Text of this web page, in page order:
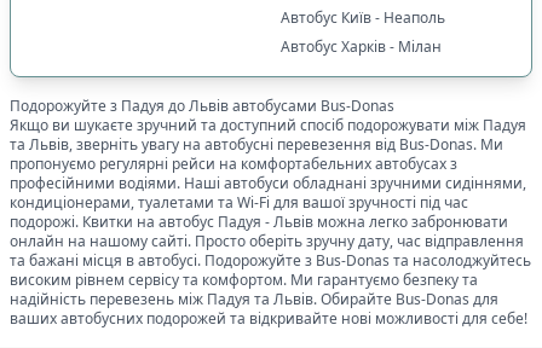
Комфортабельний автобус
🚐VIP мікроавтобус 0
👑Додатковий простір для ніг
☕ Комфорт у дорозі:
🛌Пледи 0
🚽Туалет
🍵Кава / чай / гаряча вода 1
🥤Безкоштовні напої 0
🔒Індивідуальні ремені безпеки 1
Автобус Київ - Неаполь
Автобус Харків - Мілан
Подорожуйте з Падуя доЛьвівавтобусами Bus-Donas
Якщо ви шукаєте зручний та доступний спосіб подорожувати між Падуя
та Львів, зверніть увагу на автобусні перевезення від Bus-Donas. Ми
пропонуємо регулярні рейси на комфортабельних автобусах з
професійними водіями. Наші автобуси обладнані зручними сидіннями,
кондиціонерами, туалетами та Wi-Fi для вашої зручності під час
подорожі. Квитки на автобус Падуя -Львів можна легко забронювати
онлайн на нашому сайті. Просто оберіть зручну дату, час відправлення
та бажані місця в автобусі. Подорожуйте з Bus-Donas та насолоджуйтесь
високим рівнем сервісу та комфортом. Ми гарантуємо безпеку та
надійність перевезень між Падуя та Львів. Обирайте Bus-Donas для
ваших автобусних подорожей та відкривайте нові можливості для себе!